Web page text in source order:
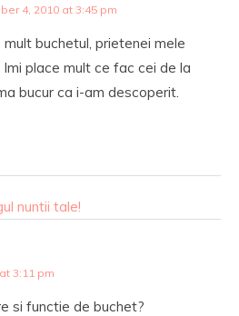
4, 2010 at 3:45 pm
mult buchetul, prietenei mele
Imi place mult ce fac cei de la
bucur ca i-am descoperit.
nuntii tale!
3:11 pm
si functie de buchet?